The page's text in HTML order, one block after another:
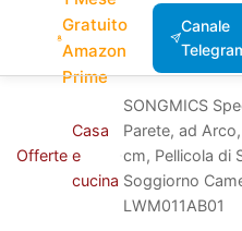
Gratuito
Amazon
Prime
Canale
Offerte
Casa
e
cucina
SONGMICS
Parete, ad
cm, Pellicola di
Soggiorno
LWM011AB01